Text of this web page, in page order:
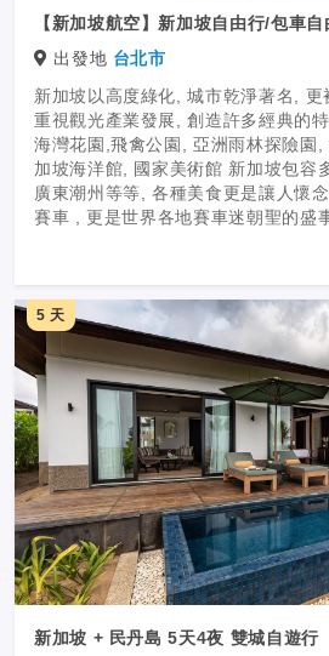
【新加坡航空】新加坡自由行/包車自
出發地 台北市
新加坡以高度綠化, 城市乾淨著名,
重視觀光產業發展, 創造許多經典的
海灣花園,飛禽公園, 亞洲雨林探險園,
加坡海洋館, 國家美術館 新加坡包容
廣東潮州等等, 各種美食更是讓人懷
賽車 , 更是世界各地賽車迷朝聖的盛
心言語不通, 華語, 台語都可通 這是
5 天
新加坡 + 民丹島 5天4夜 雙城自遊行